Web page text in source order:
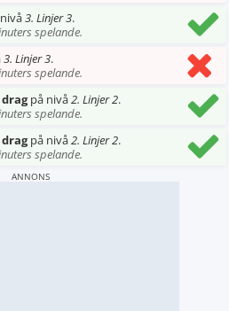
3. Linjer 3.
spelande.
3. Linjer 3.
spelande.
dragpå nivå2. Linjer 2.
spelande.
dragpå nivå2. Linjer 2.
spelande.
ANNONS